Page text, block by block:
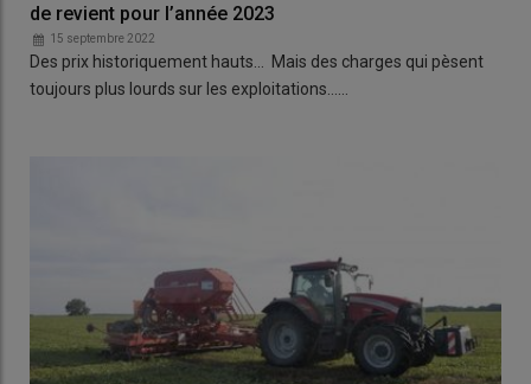
de revient pour l’année 2023
15 septembre 2022
Des prix historiquement hauts… Mais des charges qui pèsent
toujours plus lourds sur les exploitations……